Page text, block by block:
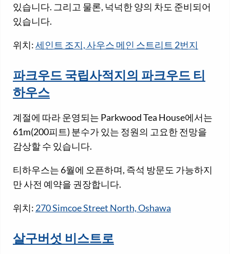
있습니다. 그리고 물론, 넉넉한 양의 차도 준비되어
있습니다.
위치:세인트 조지, 사우스 메인 스트리트 2번지
파크우드 국립사적지의 파크우드 티
하우스
계절에 따라 운영되는 Parkwood Tea House에서는
61m(200피트) 분수가 있는 정원의 고요한 전망을
감상할 수 있습니다.
티하우스는 6월에 오픈하며, 즉석 방문도 가능하지
만 사전 예약을 권장합니다.
위치: 270 Simcoe Street North, Oshawa
살구버섯 비스트로